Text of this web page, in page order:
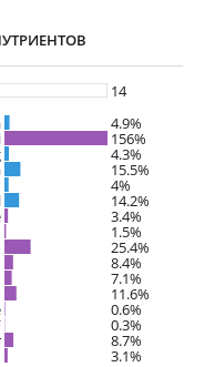
14
4.9%
156%
4.3%
15.5%
4%
14.2%
3.4%
1.5%
25.4%
8.4%
7.1%
11.6%
0.6%
0.3%
8.7%
3.1%